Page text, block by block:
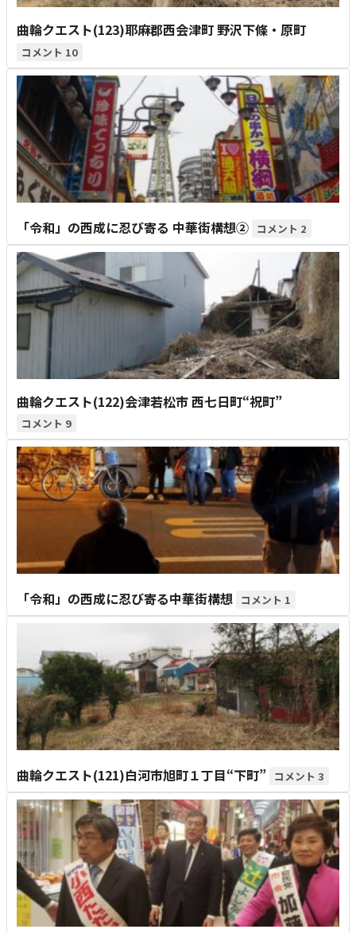
曲輪クエスト(123)耶麻郡西会津町 野沢下條・原町
10
「令和」の西成に忍び寄る 中華街構想② 2
曲輪クエスト(122)会津若松市 西七日町“祝町”
9
「令和」の西成に忍び寄る中華街構想 1
曲輪クエスト(121)白河市旭町１丁目“下町” 3